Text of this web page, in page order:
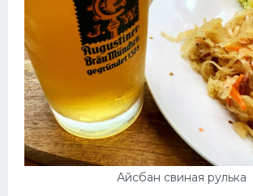
Айсбан свиная рулька